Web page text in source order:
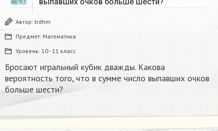
АВГУСТ выпавших очков больше шести?
Автор: trdhm
Предмет: Математика
Уровень: 10 - 11 класс
Бросают игральный кубик дважды. Какова
вероятность того, что в сумме число выпавших очков
больше шести?